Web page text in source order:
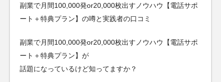
副業で月間100,000発or20,000枚出すノウハウ【電話サポ
ート＋特典プラン】の噂と実践者の口コミ
副業で月間100,000発or20,000枚出すノウハウ【電話サポ
ート＋特典プラン】が
話題になっているけど知ってますか？